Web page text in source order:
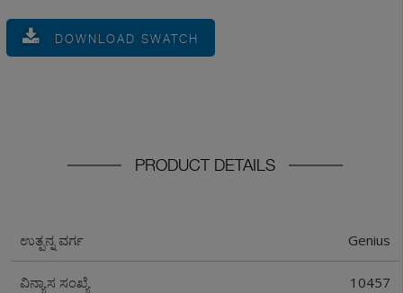
DOWNLOAD SWATCH
PRODUCT DETAILS
ಉತ್ಪನ್ನ ವರ್ಗ Genius
ವಿನ್ಯಾಸ ಸಂಖ್ಯೆ 10457